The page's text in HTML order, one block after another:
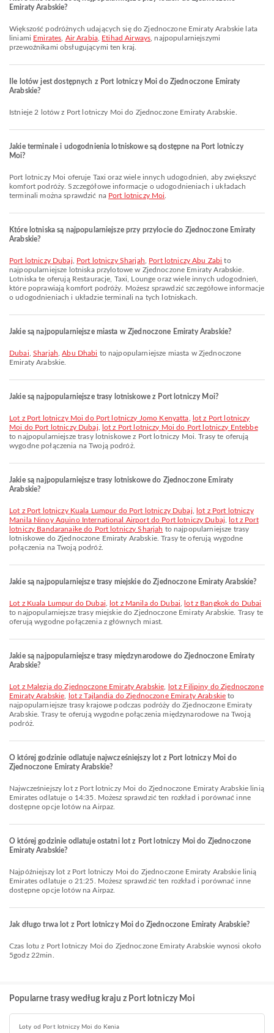
Emiraty Arabskie?
Większość podróżnych udających się do Zjednoczone Emiraty Arabskie lata
liniami Emirates Air Arabia, Etihad Airways , najpopularniejszymi
przewoźnikami obsługującymi ten kraj.
Ile lotów jest dostępnych z Port lotniczy Moi do Zjednoczone Emiraty
Arabskie?
Istnieje 2 lotów z Port lotniczy Moi do Zjednoczone Emiraty Arabskie.
Jakie terminale i udogodnienia lotniskowe są dostępne na Port lotniczy
Moi?
Port lotniczy Moi oferuje Taxi oraz wiele innych udogodnień, aby zwiększyć
komfort podróży. Szczegółowe informacje o udogodnieniach i układach
terminali można sprawdzić na Port lotniczy Moi
Które lotniska są najpopularniejsze przy przylocie do Zjednoczone Emiraty
Arabskie?
Port lotniczy Dubaj Port lotniczy Sharjah Port lotniczy Abu Zabi to
najpopularniejsze lotniska przylotowe w Zjednoczone Emiraty Arabskie.
Lotniska te oferują Restauracje, Taxi, Lounge oraz wiele innych udogodnień,
które poprawiają komfort podróży. Możesz sprawdzić szczegółowe informacje
o udogodnieniach i układzie terminali na tych lotniskach.
Jakie są najpopularniejsze miasta w Zjednoczone Emiraty Arabskie?
Dubai Sharjah ,Abu Dhabi to najpopularniejsze miasta w Zjednoczone
Emiraty Arabskie.
Jakie są najpopularniejsze trasy lotniskowe z Port lotniczy Moi?
lot z Port lotniczy Moi do Port lotniczy Jomo Kenyatta
lot z Port lotniczy
Moi do Port lotniczy Dubaj
lot z Port lotniczy Moi do Port lotniczy Entebbe
to najpopularniejsze trasy lotniskowe z Port lotniczy Moi. Trasy te oferują
wygodne połączenia na Twoją podróż.
Jakie są najpopularniejsze trasy lotniskowe do Zjednoczone Emiraty
Arabskie?
lot z Port lotniczy Kuala Lumpur do Port lotniczy Dubaj
lot z Port lotniczy
Manila Ninoy Aquino International Airport do Port lotniczy Dubaj
lot z Port
lotniczy Bandaranaike do Port lotniczy Sharjah to najpopularniejsze trasy
lotniskowe do Zjednoczone Emiraty Arabskie. Trasy te oferują wygodne
połączenia na Twoją podróż.
Jakie są najpopularniejsze trasy miejskie do Zjednoczone Emiraty Arabskie?
lot z Kuala Lumpur do Dubai lot z Manila do Dubai
lot z Bangkok do Dubai
to najpopularniejsze trasy miejskie do Zjednoczone Emiraty Arabskie. Trasy te
oferują wygodne połączenia z głównych miast.
Jakie są najpopularniejsze trasy międzynarodowe do Zjednoczone Emiraty
Arabskie?
lot z Malezja do Zjednoczone Emiraty Arabskie
lot z Filipiny do Zjednoczone
Emiraty Arabskie
lot z Tajlandia do Zjednoczone Emiraty Arabskie to
najpopularniejsze trasy krajowe podczas podróży do Zjednoczone Emiraty
Arabskie. Trasy te oferują wygodne połączenia międzynarodowe na Twoją
podróż.
O której godzinie odlatuje najwcześniejszy lot z Port lotniczy Moi do
Zjednoczone Emiraty Arabskie?
Najwcześniejszy lot z Port lotniczy Moi do Zjednoczone Emiraty Arabskie linią
Emirates odlatuje o 14:35. Możesz sprawdzić ten rozkład i porównać inne
dostępne opcje lotów na Airpaz.
O której godzinie odlatuje ostatni lot z Port lotniczy Moi do Zjednoczone
Emiraty Arabskie?
Najpóźniejszy lot z Port lotniczy Moi do Zjednoczone Emiraty Arabskie linią
Emirates odlatuje o 21:25. Możesz sprawdzić ten rozkład i porównać inne
dostępne opcje lotów na Airpaz.
Jak długo trwa lot z Port lotniczy Moi do Zjednoczone Emiraty Arabskie?
Czas lotu z Port lotniczy Moi do Zjednoczone Emiraty Arabskie wynosi około
5godz 22min.
Popularne trasy według kraju z Port lotniczy Moi
Loty od Port lotniczy Moi do Kenia